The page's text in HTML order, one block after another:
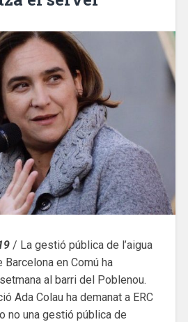
/ La gestió pública de l’aigua
Barcelona en Comú ha
al barri del Poblenou.
Ada Colau ha demanat a ERC
no una gestió pública de